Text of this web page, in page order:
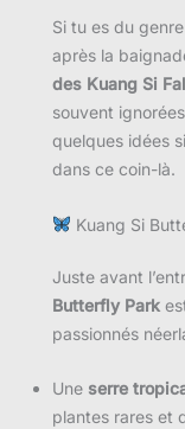
Si tu es du
après la
des Kuang Si
souvent
quelques idées
dans ce coin-là.
Kuang Si
Juste avant
Butterfly Park
passionnés
Une serre
plantes rares et